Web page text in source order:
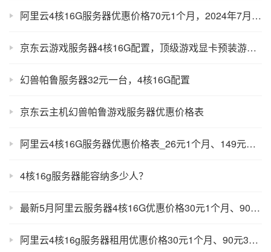
阿里云4核16G服务器优惠价格70元1个月，2024年7月最新报价
京东云游戏服务器4核16G配置，顶级游戏显卡预装游戏镜像1分钟开玩！
幻兽帕鲁服务器32元一台，4核16G配置
京东云主机幻兽帕鲁游戏服务器优惠价格表
阿里云4核16G服务器优惠价格表_26元1个月、149元半年
4核16g服务器能容纳多少人？
最新5月阿里云服务器4核16G优惠价格30元1个月、90元3个月
阿里云4核16g服务器租用优惠价格30元1个月、90元3个月